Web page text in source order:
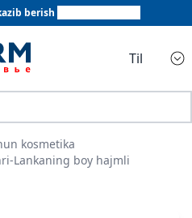
berish
Til
kosmetika
Lankaning boy hajmli